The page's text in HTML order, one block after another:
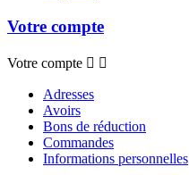
Votre compte
Votre compte  
Adresses
Avoirs
Bons de réduction
Commandes
Informations personnelles